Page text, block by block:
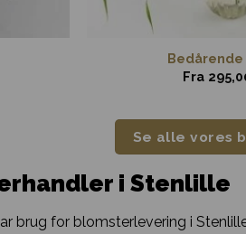
Fra
Se alle vores
i Stenlille
brug for blomsterlevering i